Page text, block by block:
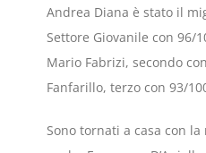
Andrea Diana è stato il
Settore Giovanile con 96/
Mario Fabrizi, secondo
Fanfarillo, terzo con 93/
Sono tornati a casa con la